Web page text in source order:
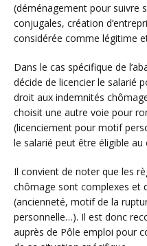
(déménagement pour suivre
conjugales, création
considérée comme légitime
Dans le cas spécifique de
décide de licencier le salarié
droit aux indemnités
choisit une autre voie pour
(licenciement pour motif
le salarié peut être éligible au
Il convient de noter que les
chômage sont complexes et
(ancienneté, motif de la
personnelle…). Il est donc
auprès de Pôle emploi pour